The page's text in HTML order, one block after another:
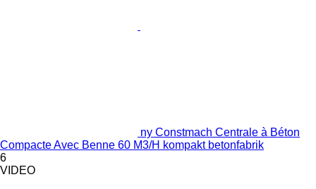
ny Constmach Centrale à Béton
Compacte Avec Benne 60 M3/H kompakt betonfabrik
6
VIDEO